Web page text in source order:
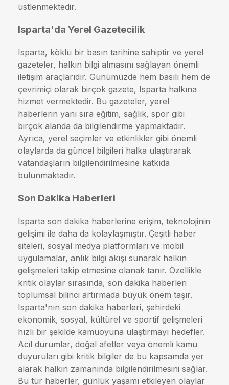
üstlenmektedir.
Isparta'da Yerel Gazetecilik
Isparta, köklü bir basın tarihine sahiptir ve yerel
gazeteler, halkın bilgi almasını sağlayan önemli
iletişim araçlarıdır. Günümüzde hem basılı hem de
çevrimiçi olarak birçok gazete, Isparta halkına
hizmet vermektedir. Bu gazeteler, yerel
haberlerin yanı sıra eğitim, sağlık, spor gibi
birçok alanda da bilgilendirme yapmaktadır.
Ayrıca, yerel seçimler ve etkinlikler gibi önemli
olaylarda da güncel bilgileri halka ulaştırarak
vatandaşların bilgilendirilmesine katkıda
bulunmaktadır.
Son Dakika Haberleri
Isparta son dakika haberlerine erişim, teknolojinin
gelişimi ile daha da kolaylaşmıştır. Çeşitli haber
siteleri, sosyal medya platformları ve mobil
uygulamalar, anlık bilgi akışı sunarak halkın
gelişmeleri takip etmesine olanak tanır. Özellikle
kritik olaylar sırasında, son dakika haberleri
toplumsal bilinci artırmada büyük önem taşır.
Isparta'nın son dakika haberleri, şehirdeki
ekonomik, sosyal, kültürel ve sportif gelişmeleri
hızlı bir şekilde kamuoyuna ulaştırmayı hedefler.
Acil durumlar, doğal afetler veya önemli kamu
duyuruları gibi kritik bilgiler de bu kapsamda yer
alarak halkın zamanında bilgilendirilmesini sağlar.
Bu tür haberler, günlük yaşamı etkileyen olaylar